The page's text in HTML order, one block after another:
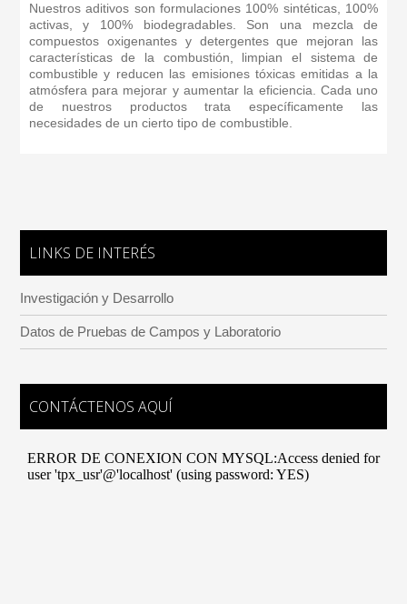
Nuestros aditivos son formulaciones 100% sintéticas, 100%
activas, y 100% biodegradables. Son una mezcla de
compuestos oxigenantes y detergentes que mejoran las
características de la combustión, limpian el sistema de
combustible y reducen las emisiones tóxicas emitidas a la
atmósfera para mejorar y aumentar la eficiencia. Cada uno
de nuestros productos trata específicamente las
necesidades de un cierto tipo de combustible.
LINKS DE INTERÉS
Investigación y Desarrollo
Datos de Pruebas de Campos y Laboratorio
CONTÁCTENOS AQUÍ